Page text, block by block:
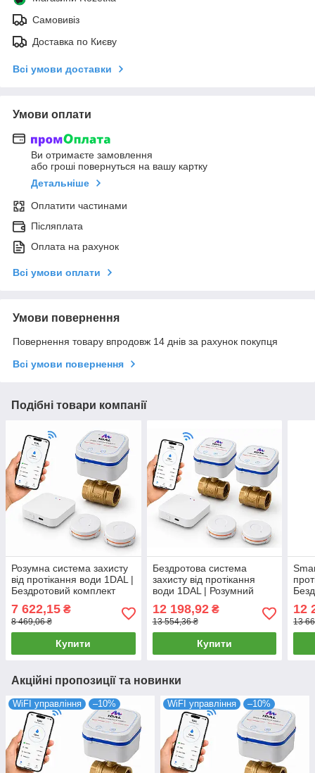
Самовивіз
Доставка по Києву
Всі умови доставки
Умови оплати
Ви отримаєте замовлення
або гроші повернуться на вашу картку
Детальніше
Оплатити частинами
Післяплата
Оплата на рахунок
Всі умови оплати
Умови повернення
Повернення товару впродовж 14 днів за рахунок покупця
Всі умови повернення
Подібні товари компанії
Розумна система захисту
від протікання води 1DAL |
Бездротовий комплект
(STKT10)
7 622,15 ₴
8 469,06 ₴
Купити
Бездротова система
захисту від протікання
води 1DAL | Розумний
MaxKit 1" (MXKT10)
12 198,92₴
13 554,36 ₴
Купити
12
13
Акційні пропозиції та новинки
WiFI управління –10% WiFI управління –10%